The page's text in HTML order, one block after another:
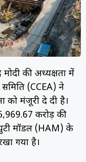
मोदी की अध्यक्षता में
(CCEA) ने
को मंजूरी दे दी है।
करोड़ की
मॉडल (HAM) के
गया है।